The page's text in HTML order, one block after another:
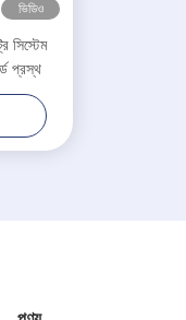
ভিডিও
সিস্টেম
প্রস্থ